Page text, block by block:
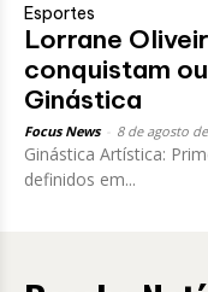
Esportes
Lorrane
conquistam
Ginástica
Focus News 8 de agosto
Ginástica Artística:
definidos em...